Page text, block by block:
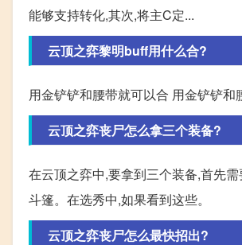
能够支持转化,其次,将主C定...
云顶之弈黎明buff用什么合?
用金铲铲和腰带就可以合 用金铲铲和
云顶之弈丧尸怎么拿三个装备?
在云顶之弈中,要拿到三个装备,首先
斗篷。在选秀中,如果看到这些。
云顶之弈丧尸怎么最快招出?